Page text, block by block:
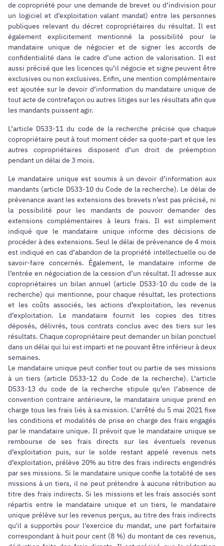
de copropriété pour une demande de brevet ou d’indivision pour
un logiciel et d’exploitation valant mandat) entre les personnes
publiques relevant du décret copropriétaires du résultat. Il est
également explicitement mentionné la possibilité pour le
mandataire unique de négocier et de signer les accords de
confidentialité dans le cadre d’une action de valorisation. Il est
aussi précisé que les licences qu’il négocie et signe peuvent être
exclusives ou non exclusives. Enfin, une mention complémentaire
est ajoutée sur le devoir d’information du mandataire unique de
tout acte de contrefaçon ou autres litiges sur les résultats afin que
les mandants puissent agir.
L’article D533-11 du code de la recherche précise que chaque
copropriétaire peut à tout moment céder sa quote-part et que les
autres copropriétaires disposent d’un droit de préemption
pendant un délai de 3 mois.
Le mandataire unique est soumis à un devoir d’information aux
mandants (article D533-10 du Code de la recherche). Le délai de
prévenance avant les extensions des brevets n’est pas précisé, ni
la possibilité pour les mandants de pouvoir demander des
extensions complémentaires à leurs frais. Il est simplement
indiqué que le mandataire unique informe des décisions de
procéder à des extensions. Seul le délai de prévenance de 4 mois
est indiqué en cas d’abandon de la propriété intellectuelle ou de
savoir-faire concernés. Également, le mandataire informe de
l’entrée en négociation de la cession d’un résultat. Il adresse aux
copropriétaires un bilan annuel (article D533-10 du code de la
recherche) qui mentionne, pour chaque résultat, les protections
et les coûts associés, les actions d’exploitation, les revenus
d’exploitation. Le mandataire fournit les copies des titres
déposés, délivrés, tous contrats conclus avec des tiers sur les
résultats. Chaque copropriétaire peut demander un bilan ponctuel
dans un délai qui lui est imparti et ne pouvant être inférieur à deux
semaines.
Le mandataire unique peut confier tout ou partie de ses missions
à un tiers (article D533-12 du Code de la recherche). L’article
D533-13 du code de la recherche stipule qu’en l’absence de
convention contraire antérieure, le mandataire unique prend en
charge tous les frais liés à sa mission. L’arrêté du 5 mai 2021 fixe
les conditions et modalités de prise en charge des frais engagés
par le mandataire unique. Il prévoit que le mandataire unique se
rembourse de ses frais directs sur les éventuels revenus
d’exploitation puis, sur le solde restant appelé revenus nets
d’exploitation, prélève 20% au titre des frais indirects engendrés
par ses missions. Si le mandataire unique confie la totalité de ses
missions à un tiers, il ne peut prétendre à aucune rétribution au
titre des frais indirects. Si les missions et les frais associés sont
répartis entre le mandataire unique et un tiers, le mandataire
unique prélève sur les revenus perçus, au titre des frais indirects
qu'il a supportés pour l'exercice du mandat, une part forfaitaire
correspondant à huit pour cent (8 %) du montant de ces revenus,